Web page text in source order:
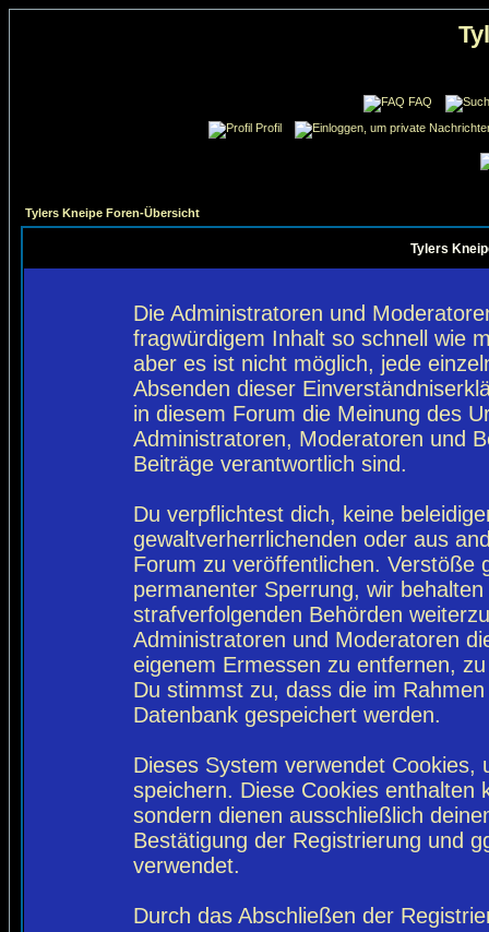
FAQ
Profil
Tylers Kneipe Foren-Übersicht
Tylers
Die Administratoren und
fragwürdigem Inhalt so schnell wie
aber es ist nicht möglich, jede
Absenden dieser
in diesem Forum die Meinung des
Administratoren, Moderatoren und
Beiträge verantwortlich sind.
Du verpflichtest dich, keine
gewaltverherrlichenden oder aus
Forum zu veröffentlichen. Verstöße
permanenter Sperrung, wir
strafverfolgenden Behörden
Administratoren und Moderatoren
eigenem Ermessen zu entfernen,
Du stimmst zu, dass die im
Datenbank gespeichert werden.
Dieses System verwendet
speichern. Diese Cookies enthalten
sondern dienen ausschließlich
Bestätigung der Registrierung und
verwendet.
Durch das Abschließen der